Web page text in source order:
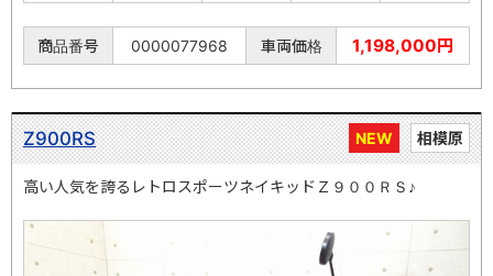
商品番号 0000077968 車両価格 1,198,000円
NEW 相模原
Z900RS
高い人気を誇るレトロスポーツネイキッドＺ９００ＲＳ♪